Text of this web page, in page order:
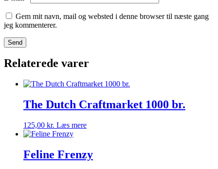
Gem mit navn, mail og websted i denne browser til næste gang
jeg kommenterer.
Relaterede varer
The Dutch Craftmarket 1000 br.
125,00 kr. Læs mere
Feline Frenzy